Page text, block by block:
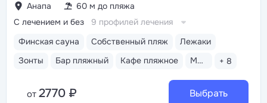
Анапа 60 м до пляжа
Финская сауна Собственный пляж
Лежаки
Зонты
Бар пляжный Кафе пляжное Медицинский пост + 8
С лечением и без 9 профилей лечения
от 2770 ₽ Выбрать